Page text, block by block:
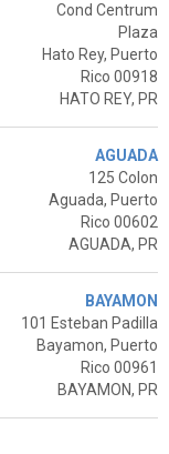
Cond Centrum
Plaza
Hato Rey, Puerto
Rico 00918
HATO REY, PR
AGUADA
125 Colon
Aguada, Puerto
Rico 00602
AGUADA, PR
BAYAMON
101 Esteban Padilla
Bayamon, Puerto
Rico 00961
BAYAMON, PR